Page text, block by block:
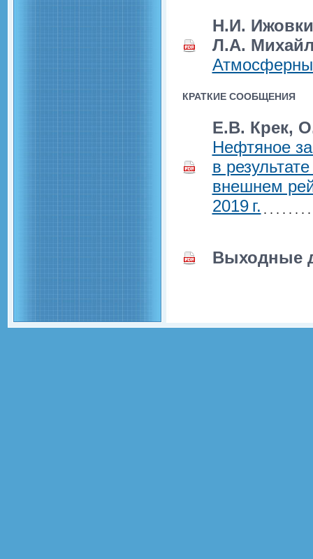
Н.И.
Л.А.
КРАТКИЕ СООБЩЕНИЯ
Е.В. Крек,
Нефтяное
в
внешнем
2019 г.
Выходные